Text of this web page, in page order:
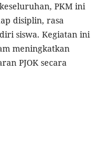
PKM ini
disiplin, rasa
siswa. Kegiatan ini
meningkatkan
PJOK secara